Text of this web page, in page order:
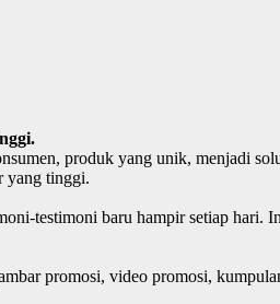
produk yang unik, menjadi
yang tinggi.
testimoni baru hampir setiap
promosi, video promosi,